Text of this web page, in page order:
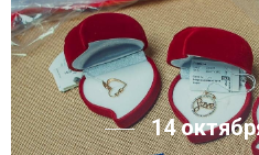
14